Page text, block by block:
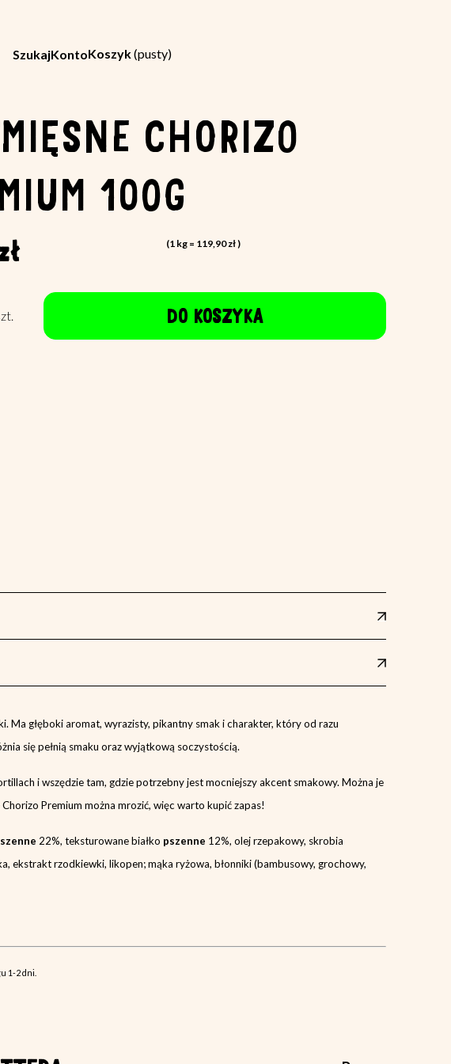
SzukajKontoKoszyk(pusty)
CHORIZO
100G
(1 kg= 119,90 zł)
DO KOSZYKA
Ma głęboki aromat, wyrazisty, pikantny smak i charakter, który od razu
się pełnią smaku oraz wyjątkową soczystością.
i wszędzie tam, gdzie potrzebny jest mocniejszy akcent smakowy. Można je
Premium można mrozić, więc warto kupić zapas!
22%, teksturowane białko pszenne 12%, olej rzepakowy, skrobia
ekstrakt rzodkiewki, likopen; mąka ryżowa, błonniki (bambusowy, grochowy,
1-2 dni.